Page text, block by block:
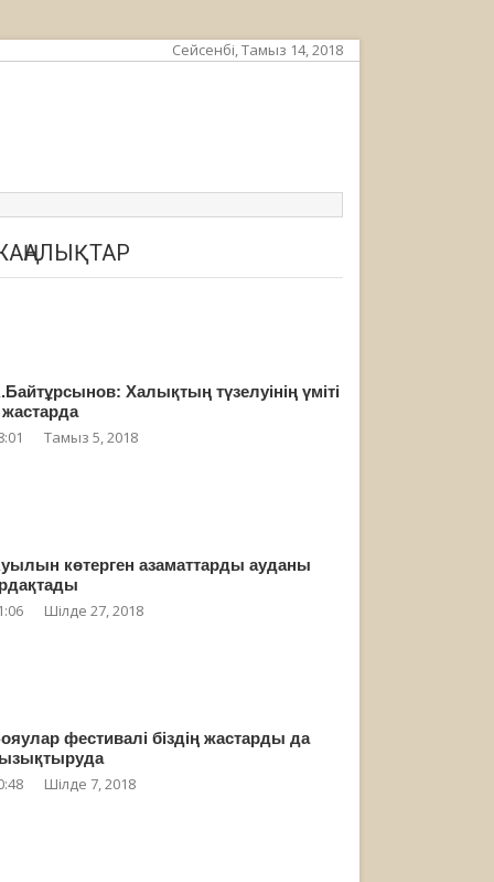
Сейсенбі, Тамыз 14, 2018
Халықтың түзелуінің үміті
жастарда
Тамыз 5, 2018
көтерген азаматтарды ауданы
Шілде 27, 2018
фестивалі біздің жастарды да
Шілде 7, 2018